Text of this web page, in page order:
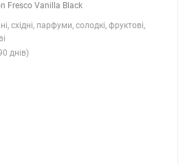
Fresco Vanilla Black
східні, парфуми, солодкі, фруктові,
днів)